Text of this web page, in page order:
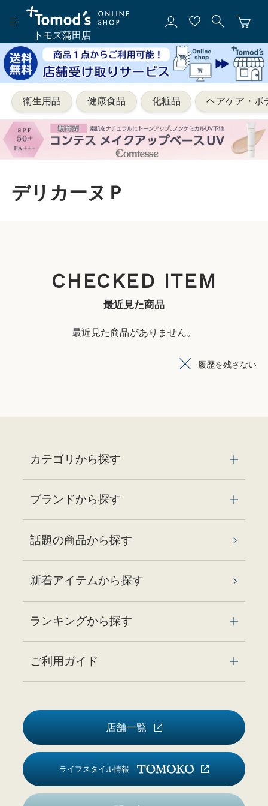
トモズ蒲田店
衛生用品 健康食品 化粧品 ヘアケア・ボ
デリカーヌＰ
CHECKED ITEM
最近見た商品
最近見た商品がありません。
履歴を残さない
カテゴリから探す
ブランドから探す
話題の商品から探す
新着アイテムから探す
ランキングから探す
ご利用ガイド
店舗一覧
ライフスタイル情報